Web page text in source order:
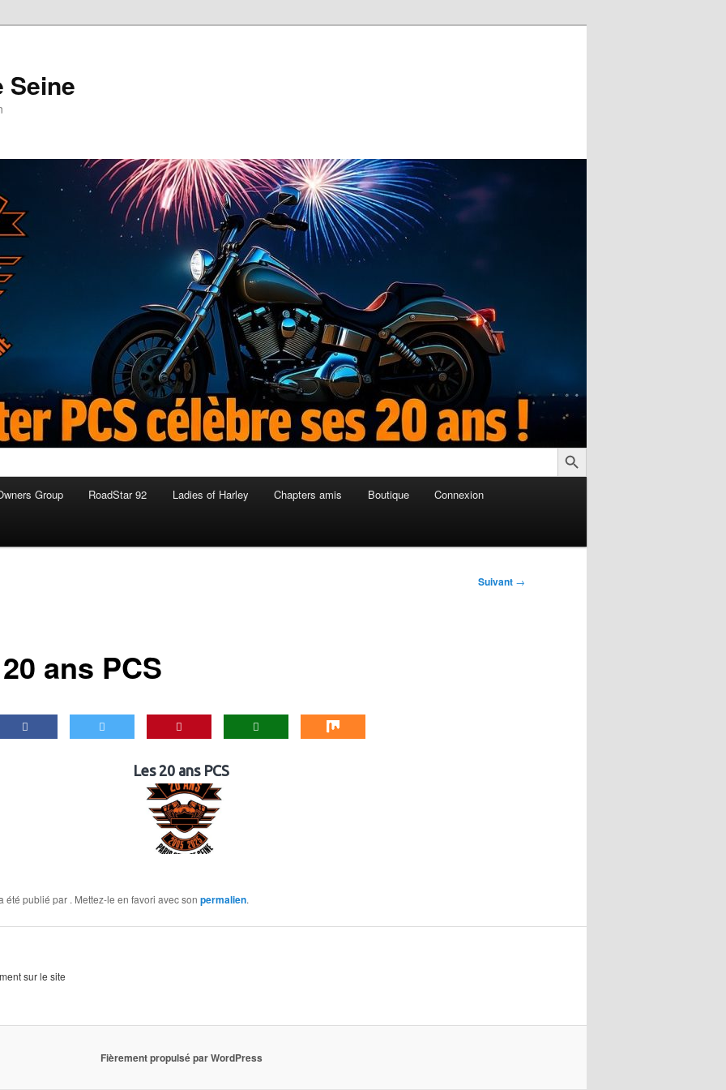
Search Button
Group RoadStar 92 Ladies of Harley Chapters amis Boutique
Connexion
Suivant →
ans PCS
Les 20 ans PCS
été publié par . Mettez-le en favori avec son permalien.
sur le site
Fièrement propulsé par WordPress